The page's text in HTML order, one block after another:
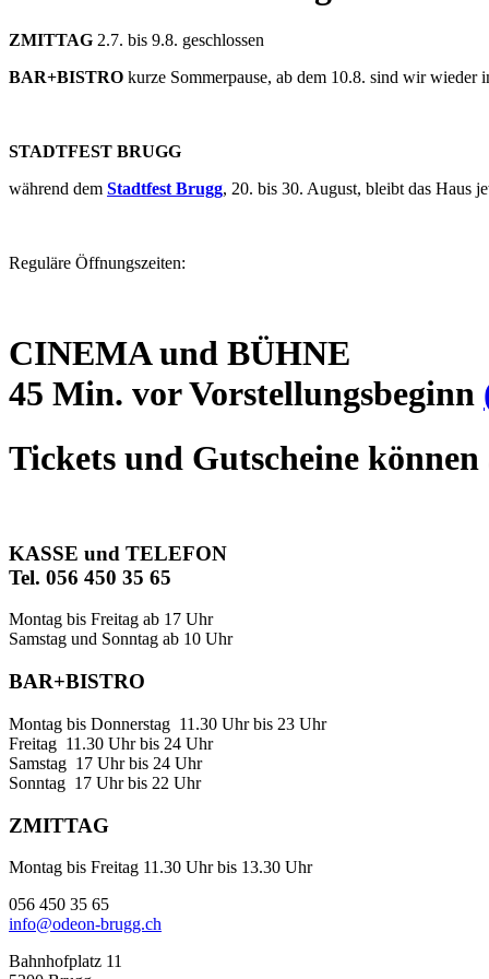
ZMITTAG 2.7. bis 9.8. geschlossen
BAR+BISTRO kurze Sommerpause, ab dem 10.8. sind wir wieder
STADTFEST BRUGG
während dem Stadtfest Brugg, 20. bis 30. August, bleibt das Haus
Reguläre Öffnungszeiten:
CINEMA und BÜHNE
45 Min. vor Vorstellungsbeginn
Tickets und Gutscheine
KASSE und TELEFON
Tel. 056 450 35 65
Montag bis Freitag ab 17 Uhr
Samstag und Sonntag ab 10 Uhr
BAR+BISTRO
Montag bis Donnerstag 11.30 Uhr bis 23 Uhr
Freitag 11.30 Uhr bis 24 Uhr
Samstag 17 Uhr bis 24 Uhr
Sonntag 17 Uhr bis 22 Uhr
ZMITTAG
Montag bis Freitag 11.30 Uhr bis 13.30 Uhr
056 450 35 65
info@odeon-brugg.ch
Bahnhofplatz 11